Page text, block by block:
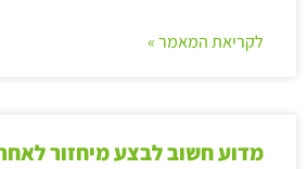
לקריאת המאמר »
מדוע חשוב לבצע מיחזור לאחר